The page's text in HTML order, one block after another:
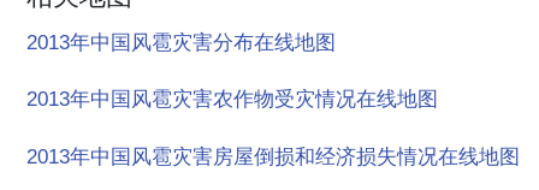
2013年中国风雹灾害分布在线地图
2013年中国风雹灾害农作物受灾情况在线地图
2013年中国风雹灾害房屋倒损和经济损失情况在线地图